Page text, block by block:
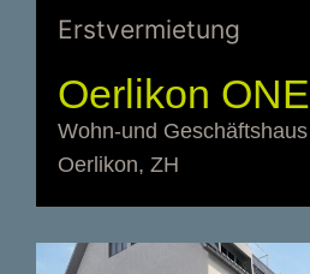
Erstvermietung
Oerlikon ONE
Wohn-und Geschäftshaus
Oerlikon, ZH